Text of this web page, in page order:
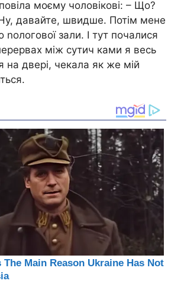
моєму чоловікові: – Що?
давайте, швидше. Потім мене
nологової зали. І тут почалися
між сутич ками я весь
на двері, чекала як же мій